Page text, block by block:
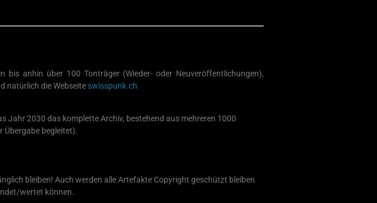
anhin über 100 Tonträger (Wieder- oder Neuveröffentlichungen),
natürlich die Webseite swisspunk.ch
Jahr 2030 das komplette Archiv, bestehend aus mehreren 1000
Übergabe begleitet).
bleiben! Auch werden alle Artefakte Copyright geschützt bleiben
wertet können.